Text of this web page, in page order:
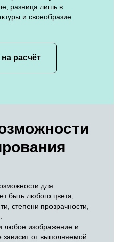
разница лишь в
и своеобразие
расчёт
для
быть любого цвета,
степени прозрачности,
любое изображение и
зависит от выполняемой